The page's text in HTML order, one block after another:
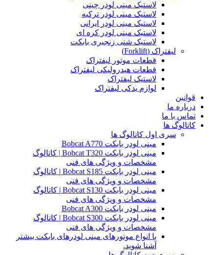
لاستیک مینی لودر چینی
لاستیک مینی لودر ترکیه
لاستیک مینی لودر ایرانی
لاستیک مینی لودر کره ای
لاستیک شنی زنجیری بابکت
لیفتراک (Forklift)
قطعات موتور لیفتراک
قطعات هیدرولیکی لیفتراک
لاستیک لیفتراک
لوازم یدکی لیفتراک
قوانین
درباره ما
تماس با ما
کاتالوگ ها
سری اول کاتالوگ ها
مینی لودر بابکت Bobcat A770
مینی لودر بابکت Bobcat T320 | کاتالوگ
مشخصات و ویژگی های فنی
مینی لودر بابکت Bobcat S185 | کاتالوگ
مشخصات و ویژگی های فنی
مینی لودر بابکت Bobcat S130 | کاتالوگ
مشخصات و ویژگی های فنی
مینی لودر بابکت Bobcat A300
مینی لودر بابکت Bobcat S300 | کاتالوگ
مشخصات و ویژگی های فنی
با انواع موتورهای مینی لودرهای بابکت بیشتر
آشنا شوید.